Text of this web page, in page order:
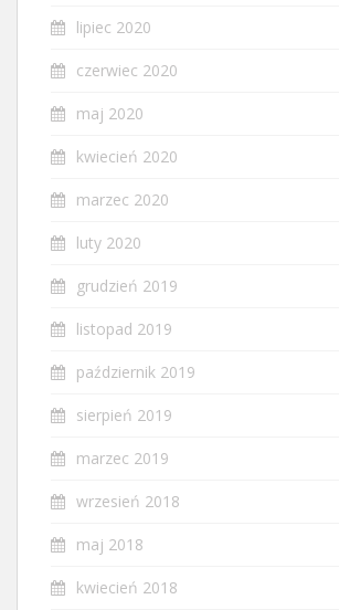
lipiec 2020
czerwiec 2020
maj 2020
kwiecień 2020
marzec 2020
luty 2020
grudzień 2019
listopad 2019
październik 2019
sierpień 2019
marzec 2019
wrzesień 2018
maj 2018
kwiecień 2018